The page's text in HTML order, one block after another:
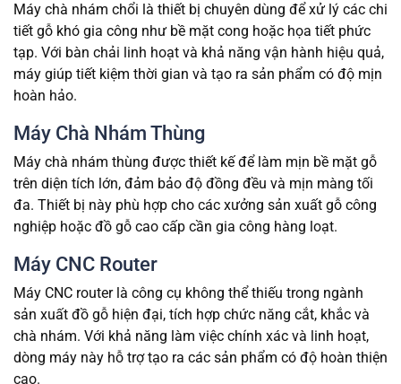
Máy chà nhám chổi là thiết bị chuyên dùng để xử lý các chi
tiết gỗ khó gia công như bề mặt cong hoặc họa tiết phức
tạp. Với bàn chải linh hoạt và khả năng vận hành hiệu quả,
máy giúp tiết kiệm thời gian và tạo ra sản phẩm có độ mịn
hoàn hảo.
Máy Chà Nhám Thùng
Máy chà nhám thùng được thiết kế để làm mịn bề mặt gỗ
trên diện tích lớn, đảm bảo độ đồng đều và mịn màng tối
đa. Thiết bị này phù hợp cho các xưởng sản xuất gỗ công
nghiệp hoặc đồ gỗ cao cấp cần gia công hàng loạt.
Máy CNC Router
Máy CNC router là công cụ không thể thiếu trong ngành
sản xuất đồ gỗ hiện đại, tích hợp chức năng cắt, khắc và
chà nhám. Với khả năng làm việc chính xác và linh hoạt,
dòng máy này hỗ trợ tạo ra các sản phẩm có độ hoàn thiện
cao.